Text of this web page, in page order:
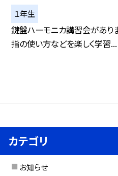
１年生
鍵盤ハーモニカ講習会があり
指の使い方などを楽しく学習...
カテゴリ
お知らせ